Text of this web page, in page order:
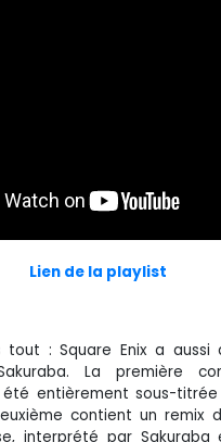
Lien de la playlist
tout : Square Enix a aussi
La première
entièrement sous-
contient un remix
interprété par Sakuraba